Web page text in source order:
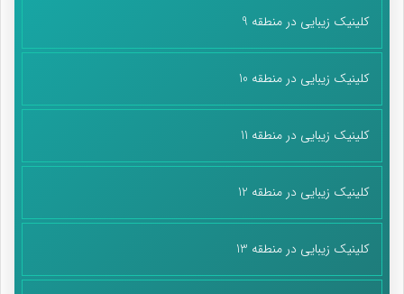
کلینیک زیبایی در منطقه 9
کلینیک زیبایی در منطقه 10
کلینیک زیبایی در منطقه 11
کلینیک زیبایی در منطقه 12
کلینیک زیبایی در منطقه 13